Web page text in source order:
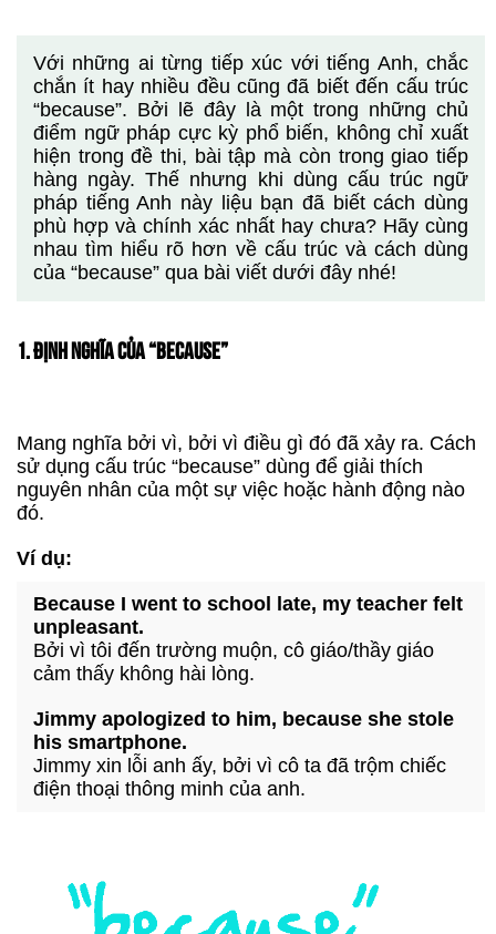
Với những ai từng tiếp xúc với tiếng Anh, chắc
chắn ít hay nhiều đều cũng đã biết đến cấu trúc
“because”. Bởi lẽ đây là một trong những chủ
điểm ngữ pháp cực kỳ phổ biến, không chỉ xuất
hiện trong đề thi, bài tập mà còn trong giao tiếp
hàng ngày. Thế nhưng khi dùng cấu trúc ngữ
pháp tiếng Anh này liệu bạn đã biết cách dùng
phù hợp và chính xác nhất hay chưa? Hãy cùng
nhau tìm hiểu rõ hơn về cấu trúc và cách dùng
của “because” qua bài viết dưới đây nhé!
1. ĐỊNH NGHĨA CỦA “BECAUSE”
Mang nghĩa bởi vì, bởi vì điều gì đó đã xảy ra. Cách
sử dụng cấu trúc “because” dùng để giải thích
nguyên nhân của một sự việc hoặc hành động nào
đó.
Ví dụ:
Because I went to school late, my teacher felt
unpleasant.
Bởi vì tôi đến trường muộn, cô giáo/thầy giáo
cảm thấy không hài lòng.
Jimmy apologized to him, because she stole
his smartphone.
Jimmy xin lỗi anh ấy, bởi vì cô ta đã trộm chiếc
điện thoại thông minh của anh.